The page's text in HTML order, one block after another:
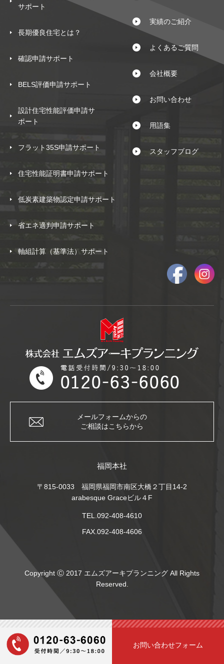
お問い合わせフォーム
サポート
長期優良住宅とは？
確認申請サポート
BELS評価申請サポート
設計住宅性能評価申請サ
ポート
フラット35S申請サポート
住宅性能証明書申請サポート
低炭素建築物認定申請サポート
省エネ適判申請サポート
軸組計算（基準法）サポート
実績のご紹介
よくあるご質問
会社概要
お問い合わせ
用語集
スタッフブログ
メールフォームからの
ご相談はこちらから
福岡本社
〒815-0033 福岡県福岡市南区大橋２丁目14-2
arabesque Graceビル４F
TEL.092-408-4610
FAX.092-408-4606
Copyright Ⓒ 2017 エムズアーキプランニング All Rights
Reserved.